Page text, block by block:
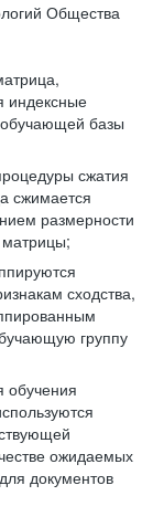
Общества
индексные
обучающей базы
сжатия
сжимается
размерности
сходства,
группу
ожидаемых
документов